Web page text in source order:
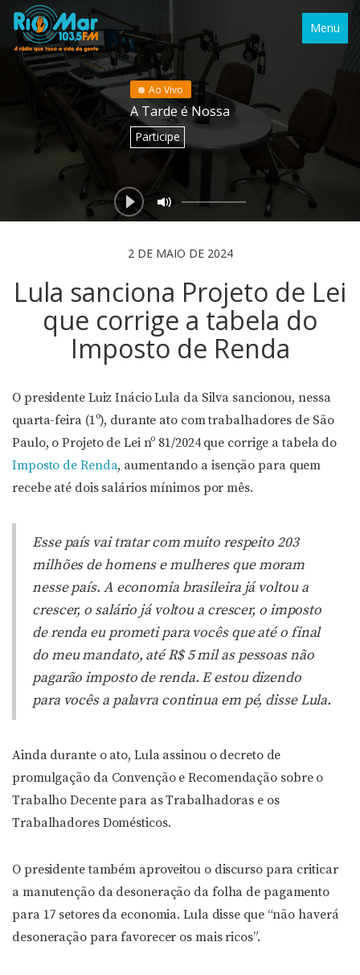
Menu
Ao Vivo
A Tarde é Nossa
Participe
2 DE MAIO DE 2024
Lula sanciona Projeto de Lei
que corrige a tabela do
Imposto de Renda
O presidente Luiz Inácio Lula da Silva sancionou, nessa
quarta-feira (1º), durante ato com trabalhadores de São
Paulo, o Projeto de Lei nº 81/2024 que corrige a tabela do
Imposto de Renda, aumentando a isenção para quem
recebe até dois salários mínimos por mês.
Esse país vai tratar com muito respeito 203
milhões de homens e mulheres que moram
nesse país. A economia brasileira já voltou a
crescer, o salário já voltou a crescer, o imposto
de renda eu prometi para vocês que até o final
do meu mandato, até R$ 5 mil as pessoas não
pagarão imposto de renda. E estou dizendo
para vocês a palavra continua em pé, disse Lula.
Ainda durante o ato, Lula assinou o decreto de
promulgação da Convenção e Recomendação sobre o
Trabalho Decente para as Trabalhadoras e os
Trabalhadores Domésticos.
O presidente também aproveitou o discurso para criticar
a manutenção da desoneração da folha de pagamento
para 17 setores da economia. Lula disse que “não haverá
desoneração para favorecer os mais ricos”.